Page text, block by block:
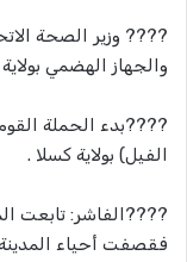
????‬‏ وزير الصحة
والجهاز الهضمي
????بدء الحملة
الفيل) بولاية كسلا .
????‬‏الفاشر: تابعت
فقصفت أحياء